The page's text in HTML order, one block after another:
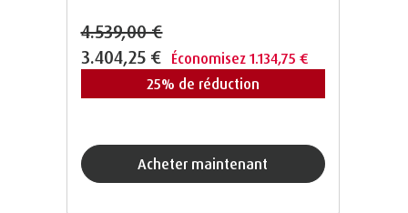
4.539,00 €
3.404,25 € Économisez 1.134,75 €
25% de réduction
acheter maintenant